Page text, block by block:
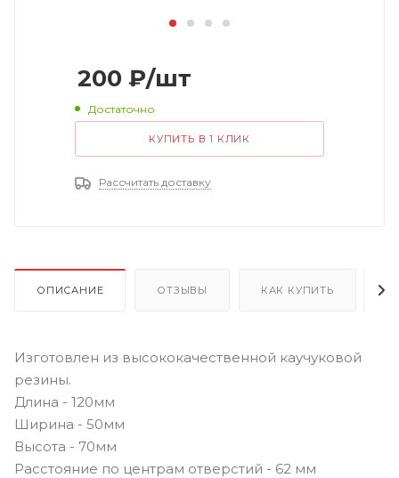
200 ₽/шт
Достаточно
КУПИТЬ В 1 КЛИК
Рассчитать доставку
ОПИСАНИЕ ОТЗЫВЫ КАК КУПИТЬ
Изготовлен из высококачественной каучуковой
резины.
Длина - 120мм
Ширина - 50мм
Высота - 70мм
Расстояние по центрам отверстий - 62 мм